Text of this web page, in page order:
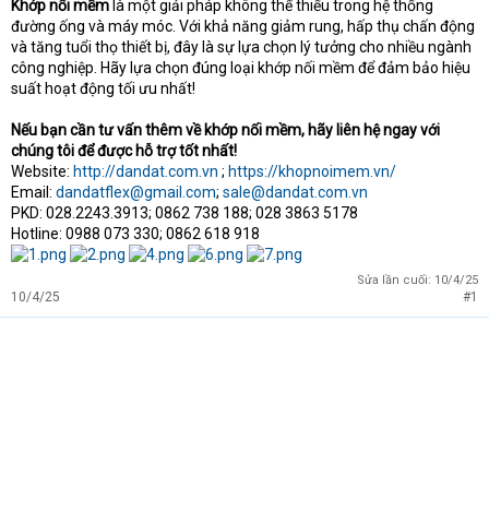
Khớp nối mềm là một giải pháp không thể thiếu trong hệ thống
đường ống và máy móc. Với khả năng giảm rung, hấp thụ chấn động
và tăng tuổi thọ thiết bị, đây là sự lựa chọn lý tưởng cho nhiều ngành
công nghiệp. Hãy lựa chọn đúng loại khớp nối mềm để đảm bảo hiệu
suất hoạt động tối ưu nhất!
Nếu bạn cần tư vấn thêm về khớp nối mềm, hãy liên hệ ngay với
chúng tôi để được hỗ trợ tốt nhất!
Website: http://dandat.com.vn ; https://khopnoimem.vn/
Email: dandatflex@gmail.com; sale@dandat.com.vn
PKD: 028.2243.3913; 0862 738 188; 028 3863 5178
Hotline: 0988 073 330; 0862 618 918
Sửa lần cuối: 10/4/25
10/4/25 #1